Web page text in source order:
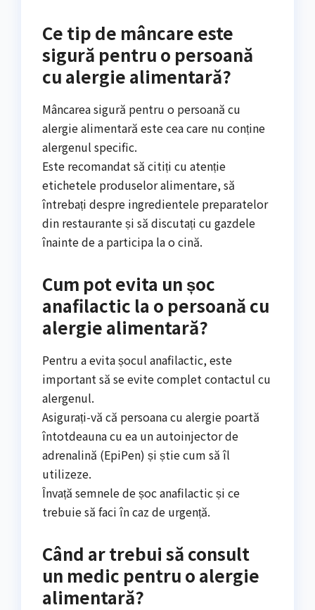
Ce tip de mâncare este
sigură pentru o persoană
cu alergie alimentară?
Mâncarea sigură pentru o persoană cu
alergie alimentară este cea care nu conține
alergenul specific.
Este recomandat să citiți cu atenție
etichetele produselor alimentare, să
întrebați despre ingredientele preparatelor
din restaurante și să discutați cu gazdele
înainte de a participa la o cină.
Cum pot evita un șoc
anafilactic la o persoană cu
alergie alimentară?
Pentru a evita șocul anafilactic, este
important să se evite complet contactul cu
alergenul.
Asigurați-vă că persoana cu alergie poartă
întotdeauna cu ea un autoinjector de
adrenalină (EpiPen) și știe cum să îl
utilizeze.
Învață semnele de șoc anafilactic și ce
trebuie să faci în caz de urgență.
Când ar trebui să consult
un medic pentru o alergie
alimentară?